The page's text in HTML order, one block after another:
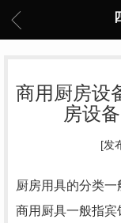
商用厨房设
房设
[发
厨房用具的分类一
商用厨具一般指宾